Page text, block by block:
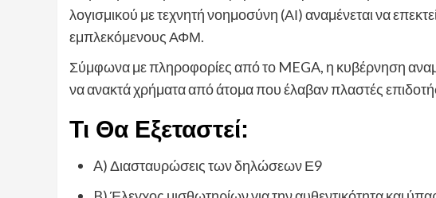
λογισμικού με τεχνητή νοημοσύνη (ΑΙ) αναμένεται να
εμπλεκόμενους ΑΦΜ.
Σύμφωνα με πληροφορίες από το MEGA, η κυβέρνηση
να ανακτά χρήματα από άτομα που έλαβαν πλαστές
Τι Θα Εξεταστεί:
A) Διασταυρώσεις των δηλώσεων Ε9